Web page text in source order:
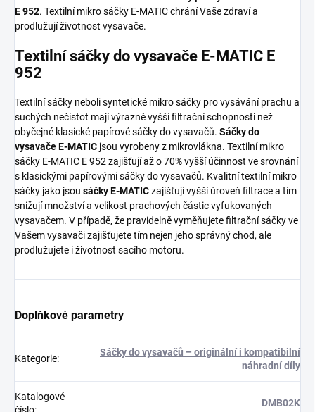
E 952. Textilní mikro sáčky E-MATIC chrání Vaše zdraví a
prodlužují životnost vysavače.
Textilní sáčky do vysavače E-MATIC E
952
Textilní sáčky neboli syntetické mikro sáčky pro vysávání prachu a
suchých nečistot mají výrazně vyšší filtrační schopnosti než
obyčejné klasické papírové sáčky do vysavačů. Sáčky do
vysavače E-MATIC jsou vyrobeny z mikrovlákna. Textilní mikro
sáčky E-MATIC E 952 zajišťují až o 70% vyšší účinnost ve srovnání
s klasickými papírovými sáčky do vysavačů. Kvalitní textilní mikro
sáčky jako jsou sáčky E-MATICzajišťují vyšší úroveň filtrace a tím
snižují množství a velikost prachových částic vyfukovaných
vysavačem. V případě, že pravidelně vyměňujete filtrační sáčky ve
Vašem vysavači zajišťujete tím nejen jeho správný chod, ale
prodlužujete i životnost sacího motoru.
Doplňkové parametry
Kategorie:
Sáčky do vysavačů – originální i kompatibilní
náhradní díly
Katalogové
číslo:
DMB02K